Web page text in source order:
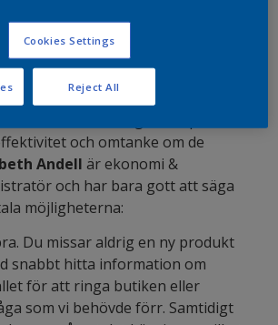
i Malmö
generationen. Här arbetar
och omtanke om de
Andell är ekonomi &
och har bara gott att säga
möjligheterna:
Du missar aldrig en ny produkt
snabbt hitta information om
för att ringa butiken eller
som vi behövde förr. Samtidigt
Cookies Settings
Reject All